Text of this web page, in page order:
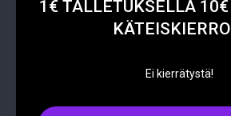
1€ TALLETUKSELLA
Ei kierrätystä!